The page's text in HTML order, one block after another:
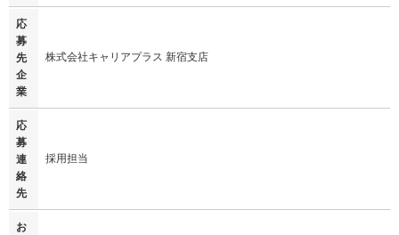
応
募
先
企
業
株式会社キャリアプラス 新宿支店
応
募
連
絡
先
採用担当
お